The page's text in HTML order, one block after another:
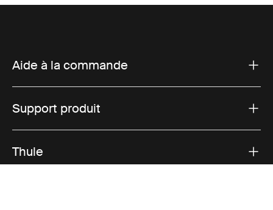
Aide à la commande
Support produit
Thule